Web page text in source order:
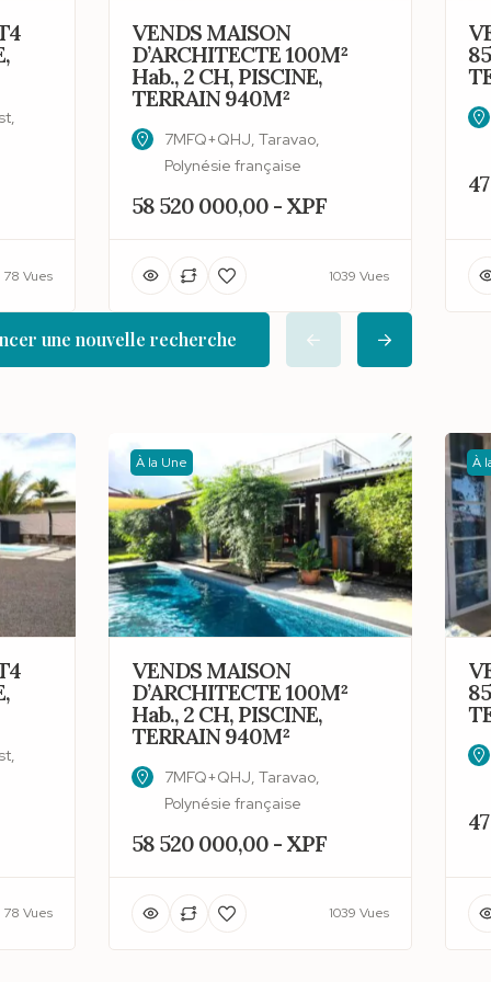
78 Vues
VENDS MAISON
D’ARCHITECTE 100M²
Hab., 2 CH, PISCINE,
TERRAIN 940M²
7MFQ+QHJ, Taravao,
Polynésie française
58 520 000,00 - XPF
1039 Vues
une nouvelle recherche
78 Vues
À la Une
VENDS MAISON
D’ARCHITECTE 100M²
Hab., 2 CH, PISCINE,
TERRAIN 940M²
7MFQ+QHJ, Taravao,
Polynésie française
58 520 000,00 - XPF
1039 Vues
À